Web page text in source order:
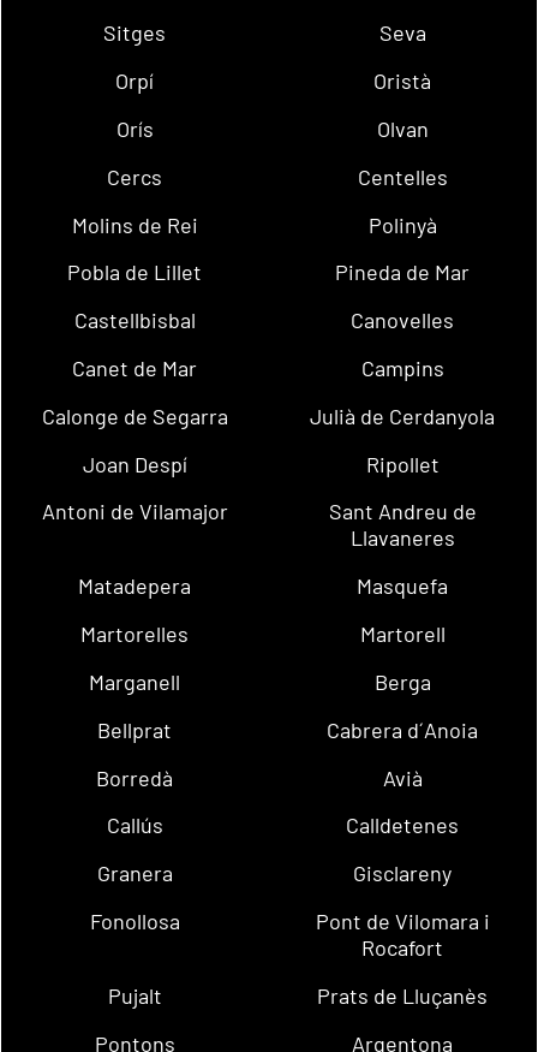
Sitges
Seva
Orpí
Oristà
Orís
Olvan
Cercs
Centelles
Molins de Rei
Polinyà
Pobla de Lillet
Pineda de Mar
Castellbisbal
Canovelles
Canet de Mar
Campins
Calonge de Segarra
Julià de Cerdanyola
Joan Despí
Ripollet
Antoni de Vilamajor
Sant Andreu de
Llavaneres
Matadepera
Masquefa
Martorelles
Martorell
Marganell
Berga
Bellprat
Cabrera d´Anoia
Borredà
Avià
Callús
Calldetenes
Granera
Gisclareny
Fonollosa
Pont de Vilomara i
Rocafort
Pujalt
Prats de Lluçanès
Pontons
Argentona